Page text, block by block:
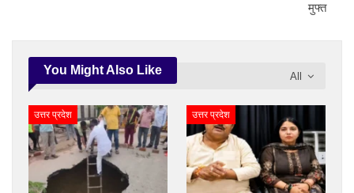
मुफ्त
All
You Might Also Like
उत्तर प्रदेश उत्तर प्रदेश